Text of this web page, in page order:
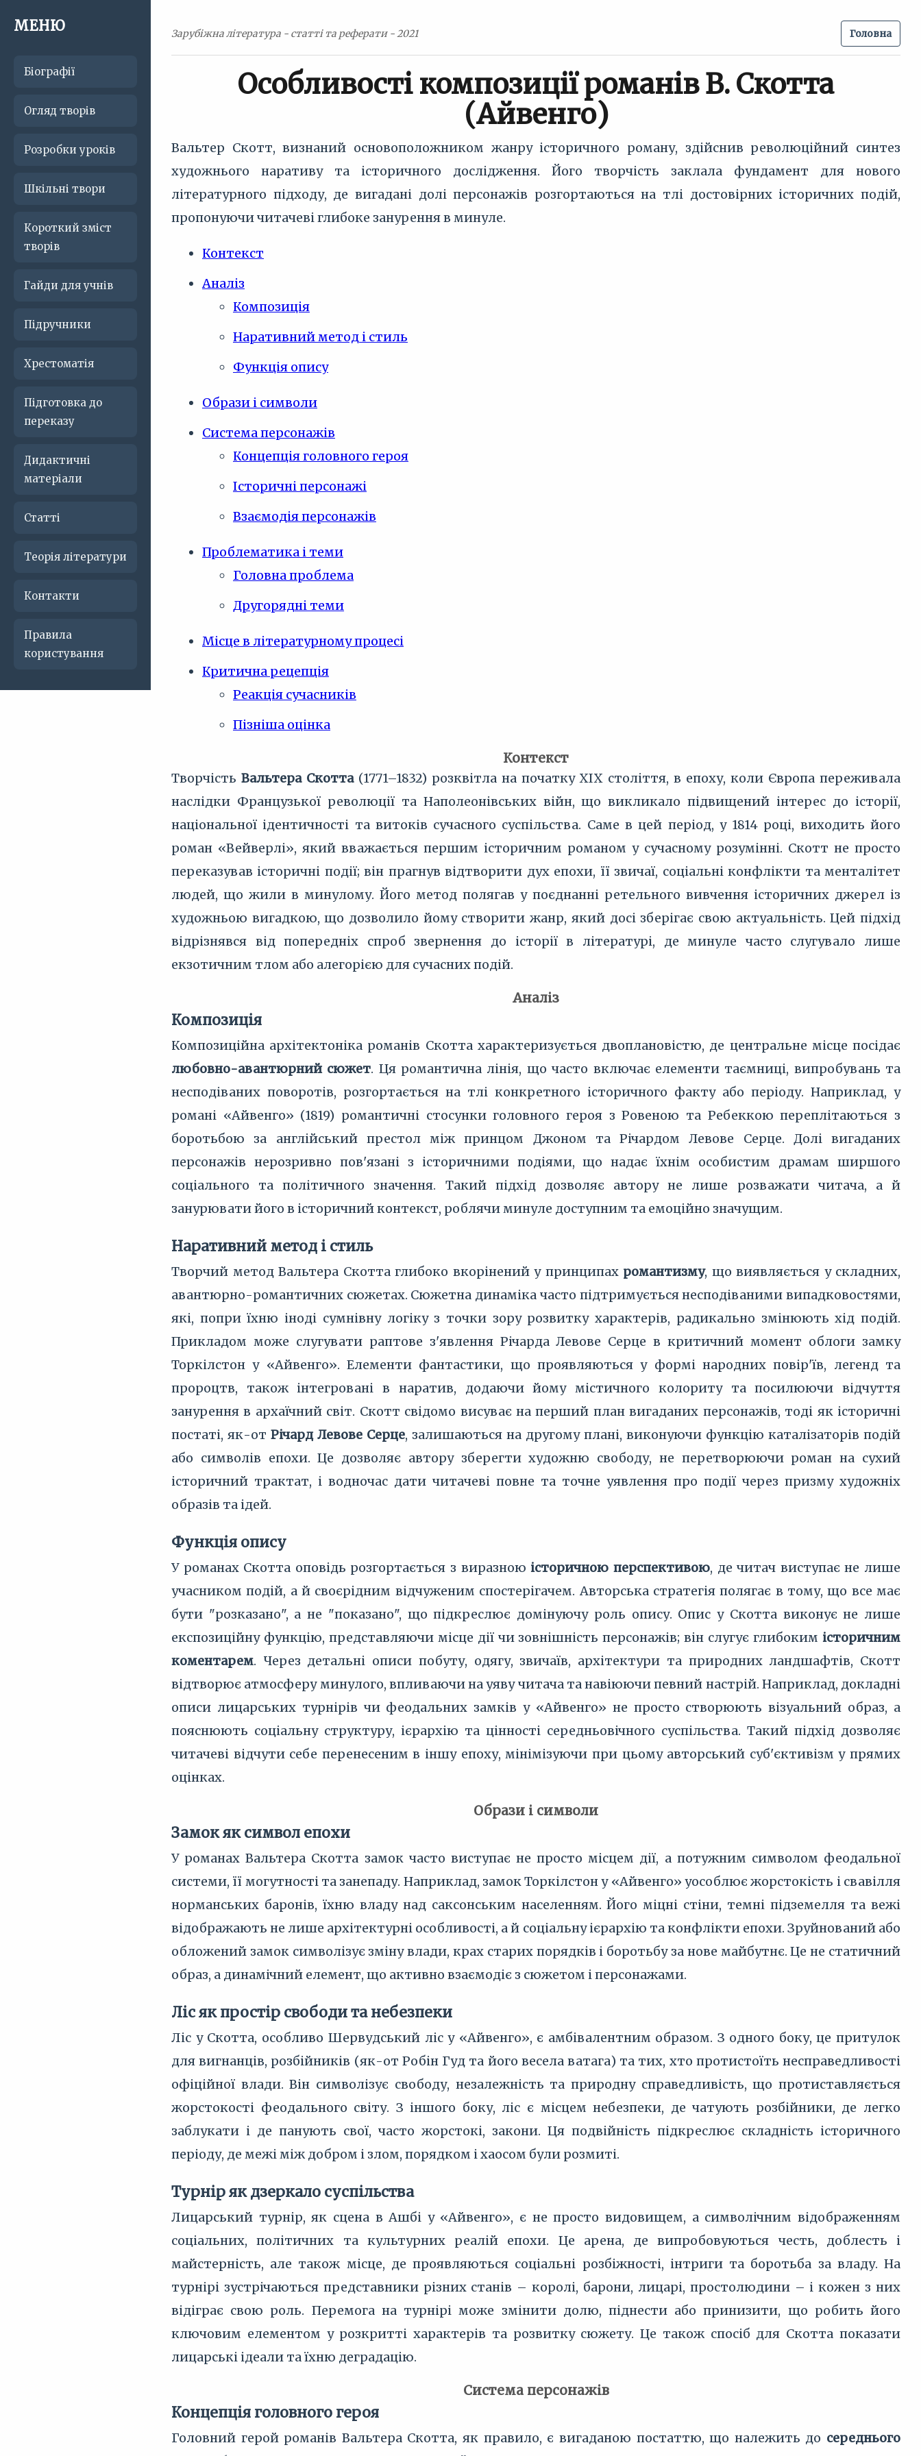
МЕНЮ
Біографії
Огляд творів
Розробки уроків
Шкільні твори
Короткий зміст
творів
Гайди для учнів
Підручники
Хрестоматія
Підготовка до
переказу
Дидактичні
матеріали
Статті
Теорія літератури
Контакти
Правила
користування
Зарубіжна література - статті та реферати - 2021 Головна
Особливості композиції романів В. Скотта
(Айвенго)
Вальтер Скотт, визнаний основоположником жанру історичного роману, здійснив революційний синтез
художнього наративу та історичного дослідження. Його творчість заклала фундамент для нового
літературного підходу, де вигадані долі персонажів розгортаються на тлі достовірних історичних подій,
пропонуючи читачеві глибоке занурення в минуле.
Контекст
Аналіз
Композиція
Наративний метод і стиль
Функція опису
Образи і символи
Система персонажів
Концепція головного героя
Історичні персонажі
Взаємодія персонажів
Проблематика і теми
Головна проблема
Другорядні теми
Місце в літературному процесі
Критична рецепція
Реакція сучасників
Пізніша оцінка
Контекст
Творчість Вальтера Скотта(1771–1832) розквітла на початку XIX століття, в епоху, коли Європа переживала
наслідки Французької революції та Наполеонівських війн, що викликало підвищений інтерес до історії,
національної ідентичності та витоків сучасного суспільства. Саме в цей період, у 1814 році, виходить його
роман «Вейверлі», який вважається першим історичним романом у сучасному розумінні. Скотт не просто
переказував історичні події; він прагнув відтворити дух епохи, її звичаї, соціальні конфлікти та менталітет
людей, що жили в минулому. Його метод полягав у поєднанні ретельного вивчення історичних джерел із
художньою вигадкою, що дозволило йому створити жанр, який досі зберігає свою актуальність. Цей підхід
відрізнявся від попередніх спроб звернення до історії в літературі, де минуле часто слугувало лише
екзотичним тлом або алегорією для сучасних подій.
Аналіз
Композиція
Композиційна архітектоніка романів Скотта характеризується двоплановістю, де центральне місце посідає
любовно-авантюрний сюжет. Ця романтична лінія, що часто включає елементи таємниці, випробувань та
несподіваних поворотів, розгортається на тлі конкретного історичного факту або періоду. Наприклад, у
романі «Айвенго» (1819) романтичні стосунки головного героя з Ровеною та Ребеккою переплітаються з
боротьбою за англійський престол між принцом Джоном та Річардом Левове Серце. Долі вигаданих
персонажів нерозривно пов'язані з історичними подіями, що надає їхнім особистим драмам ширшого
соціального та політичного значення. Такий підхід дозволяє автору не лише розважати читача, а й
занурювати його в історичний контекст, роблячи минуле доступним та емоційно значущим.
Наративний метод і стиль
Творчий метод Вальтера Скотта глибоко вкорінений у принципах романтизму, що виявляється у складних,
авантюрно-романтичних сюжетах. Сюжетна динаміка часто підтримується несподіваними випадковостями,
які, попри їхню іноді сумнівну логіку з точки зору розвитку характерів, радикально змінюють хід подій.
Прикладом може слугувати раптове з'явлення Річарда Левове Серце в критичний момент облоги замку
Торкілстон у «Айвенго». Елементи фантастики, що проявляються у формі народних повір'їв, легенд та
пророцтв, також інтегровані в наратив, додаючи йому містичного колориту та посилюючи відчуття
занурення в архаїчний світ. Скотт свідомо висуває на перший план вигаданих персонажів, тоді як історичні
постаті, як-от Річард Левове Серце, залишаються на другому плані, виконуючи функцію каталізаторів подій
або символів епохи. Це дозволяє автору зберегти художню свободу, не перетворюючи роман на сухий
історичний трактат, і водночас дати читачеві повне та точне уявлення про події через призму художніх
образів та ідей.
Функція опису
У романах Скотта оповідь розгортається з виразною історичною перспективою, де читач виступає не лише
учасником подій, а й своєрідним відчуженим спостерігачем. Авторська стратегія полягає в тому, що все має
бути "розказано", а не "показано", що підкреслює домінуючу роль опису. Опис у Скотта виконує не лише
експозиційну функцію, представляючи місце дії чи зовнішність персонажів; він слугує глибоким історичним
коментарем. Через детальні описи побуту, одягу, звичаїв, архітектури та природних ландшафтів, Скотт
відтворює атмосферу минулого, впливаючи на уяву читача та навіюючи певний настрій. Наприклад, докладні
описи лицарських турнірів чи феодальних замків у «Айвенго» не просто створюють візуальний образ, а
пояснюють соціальну структуру, ієрархію та цінності середньовічного суспільства. Такий підхід дозволяє
читачеві відчути себе перенесеним в іншу епоху, мінімізуючи при цьому авторський суб'єктивізм у прямих
оцінках.
Образи і символи
Замок як символ епохи
У романах Вальтера Скотта замок часто виступає не просто місцем дії, а потужним символом феодальної
системи, її могутності та занепаду. Наприклад, замок Торкілстон у «Айвенго» уособлює жорстокість і свавілля
норманських баронів, їхню владу над саксонським населенням. Його міцні стіни, темні підземелля та вежі
відображають не лише архітектурні особливості, а й соціальну ієрархію та конфлікти епохи. Зруйнований або
обложений замок символізує зміну влади, крах старих порядків і боротьбу за нове майбутнє. Це не статичний
образ, а динамічний елемент, що активно взаємодіє з сюжетом і персонажами.
Ліс як простір свободи та небезпеки
Ліс у Скотта, особливо Шервудський ліс у «Айвенго», є амбівалентним образом. З одного боку, це притулок
для вигнанців, розбійників (як-от Робін Гуд та його весела ватага) та тих, хто протистоїть несправедливості
офіційної влади. Він символізує свободу, незалежність та природну справедливість, що протиставляється
жорстокості феодального світу. З іншого боку, ліс є місцем небезпеки, де чатують розбійники, де легко
заблукати і де панують свої, часто жорстокі, закони. Ця подвійність підкреслює складність історичного
періоду, де межі між добром і злом, порядком і хаосом були розмиті.
Турнір як дзеркало суспільства
Лицарський турнір, як сцена в Ашбі у «Айвенго», є не просто видовищем, а символічним відображенням
соціальних, політичних та культурних реалій епохи. Це арена, де випробовуються честь, доблесть і
майстерність, але також місце, де проявляються соціальні розбіжності, інтриги та боротьба за владу. На
турнірі зустрічаються представники різних станів – королі, барони, лицарі, простолюдини – і кожен з них
відіграє свою роль. Перемога на турнірі може змінити долю, піднести або принизити, що робить його
ключовим елементом у розкритті характерів та розвитку сюжету. Це також спосіб для Скотта показати
лицарські ідеали та їхню деградацію.
Система персонажів
Концепція головного героя
Головний герой романів Вальтера Скотта, як правило, є вигаданою постаттю, що належить до середнього